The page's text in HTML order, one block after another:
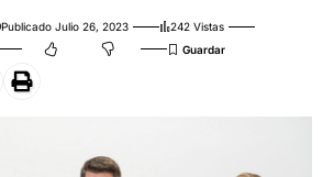
Publicado Julio 26, 2023
242 Vistas